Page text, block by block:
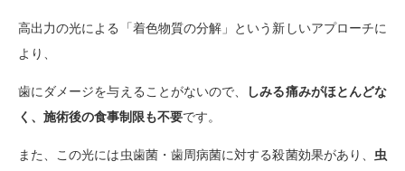
高出力の光による「着色物質の分解」という新しいアプローチに
より、
歯にダメージを与えることがないので、
しみる痛みがほとんどな
く、施術後の食事制限も不要です。
また、この光には虫歯菌・歯周病菌に対する殺菌効果があり、 虫